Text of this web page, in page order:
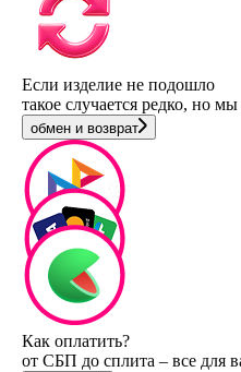
Если изделие не подошло
такое случается редко, но
обмен и возврат
Как оплатить?
от СБП до сплита – все для